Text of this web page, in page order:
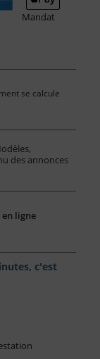
Mandat
se calcule
des annonces
en ligne
c'est